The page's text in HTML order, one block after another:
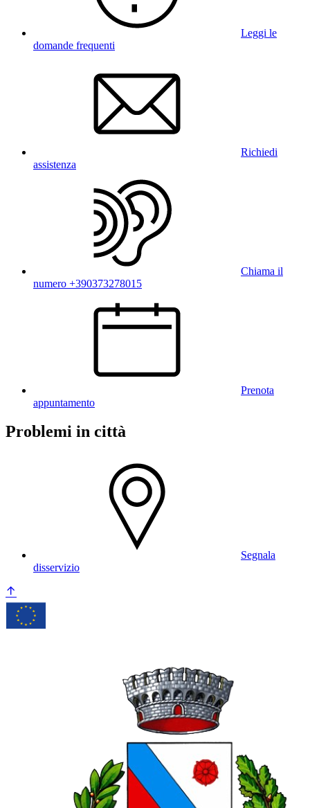
Leggi le
domande frequenti
Richiedi
assistenza
Chiama il
numero +390373278015
Prenota
appuntamento
Problemi in città
Segnala
disservizio